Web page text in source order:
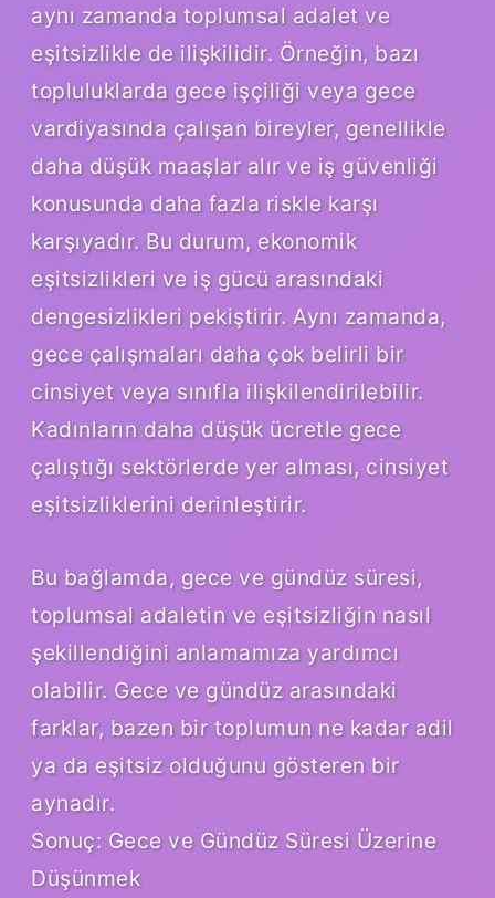
aynı zamanda toplumsal adalet ve
eşitsizlikle de ilişkilidir. Örneğin, bazı
topluluklarda gece işçiliği veya gece
vardiyasında çalışan bireyler, genellikle
daha düşük maaşlar alır ve iş güvenliği
konusunda daha fazla riskle karşı
karşıyadır. Bu durum, ekonomik
eşitsizlikleri ve iş gücü arasındaki
dengesizlikleri pekiştirir. Aynı zamanda,
gece çalışmaları daha çok belirli bir
cinsiyet veya sınıfla ilişkilendirilebilir.
Kadınların daha düşük ücretle gece
çalıştığı sektörlerde yer alması, cinsiyet
eşitsizliklerini derinleştirir.
Bu bağlamda, gece ve gündüz süresi,
toplumsal adaletin ve eşitsizliğin nasıl
şekillendiğini anlamamıza yardımcı
olabilir. Gece ve gündüz arasındaki
farklar, bazen bir toplumun ne kadar adil
ya da eşitsiz olduğunu gösteren bir
aynadır.
Sonuç: Gece ve Gündüz Süresi Üzerine
Düşünmek